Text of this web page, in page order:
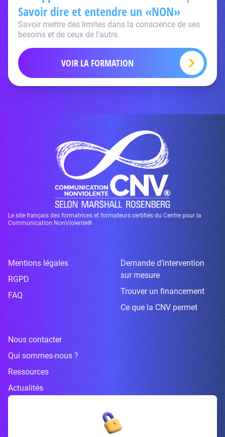
Savoir dire et entendre un «NON»
Savoir mettre des limites dans la conscience de ses
besoins et de ceux de l'autre.
VOIR LA FORMATION
Le site français des formatrices et formateurs certifiés du Centre pour la
Communication NonViolente®
Mentions légales
RGPD
FAQ
Demande d’intervention
sur mesure
Trouver un financement
Ce que la CNV permet
Nous contacter
Qui sommes-nous ?
Ressources
Actualités
Inscrivez-vous à la newsletter